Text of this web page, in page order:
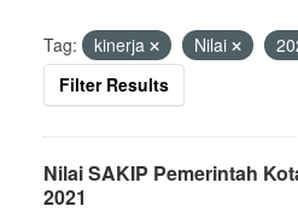
Tag: kinerja Nilai
Filter Results
Nilai SAKIP Pemerintah
2021